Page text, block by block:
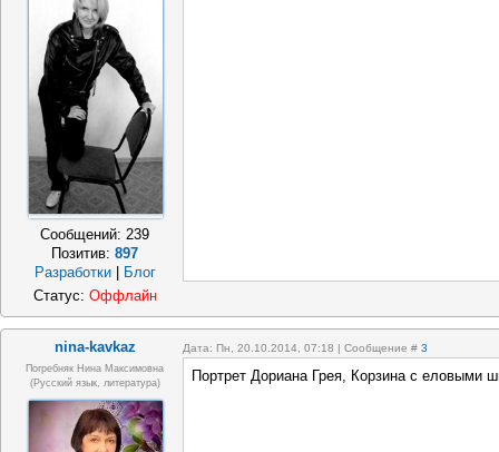
Сообщений:239
Позитив:897
Разработки
Блог
Статус: Оффлайн
nina-kavkaz Дата: Пн, 20.10.2014, 07:18 | Сообщение # 3
Погребняк Нина Максимовна
(русский язык, литература)
Портрет Дориана Грея, Корзина с еловыми